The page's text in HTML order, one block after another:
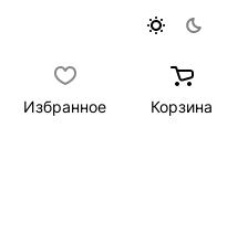
Избранное Корзина